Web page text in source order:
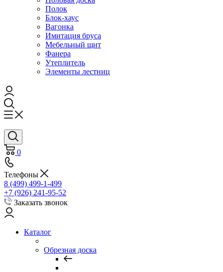
Полок
Блок-хаус
Вагонка
Имитация бруса
Мебельный щит
Фанера
Утеплитель
Элементы лестниц
0
Телефоны
8 (499) 499-1-499
+7 (926) 241-95-52
Заказать звонок
Каталог
Обрезная доска